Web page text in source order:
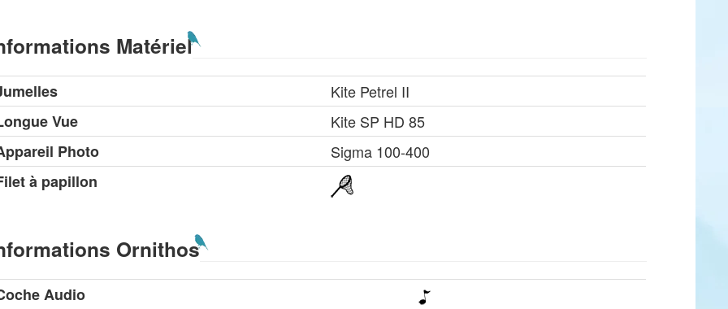
Matériel
Kite Petrel II
Vue
Kite SP HD 85
Photo
Sigma 100-400
à papillon
Ornithos
Audio